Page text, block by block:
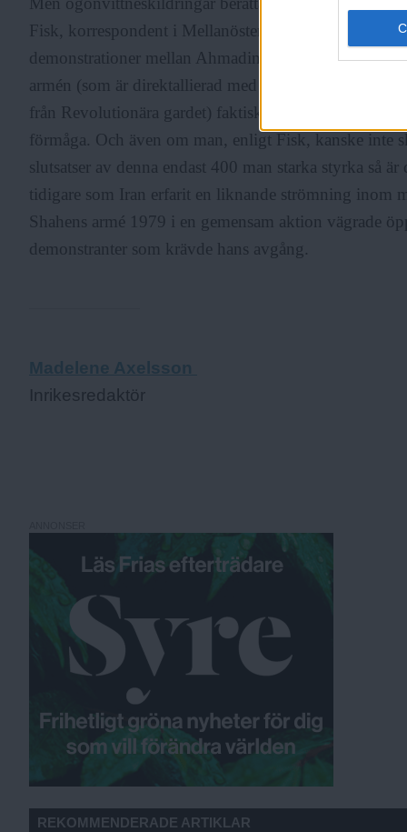
Fisk, korrespondent i Mellanöstern för brittiska
demonstrationer mellan Ahmadinejad-anhängare och
armén (som är direktallierad med paramilitära
från Revolutionära gardet) faktiskt skyddat båda
förmåga. Och även om man, enligt Fisk, kanske inte
slutsatser av denna endast 400 man starka styrka så
tidigare som Iran erfarit en liknande strömning inom
Shahens armé 1979 i en gemensam aktion vägrade
demonstranter som krävde hans avgång.
Madelene Axelsson
Inrikesredaktör
REKOMMENDERADE ARTIKLAR